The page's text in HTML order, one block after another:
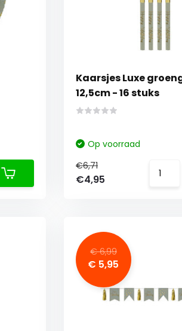
Kaarsjes Luxe
12,5cm - 16 stuks
Op voorraad
€6,71
€4,95
€ 6,99
€ 5,95